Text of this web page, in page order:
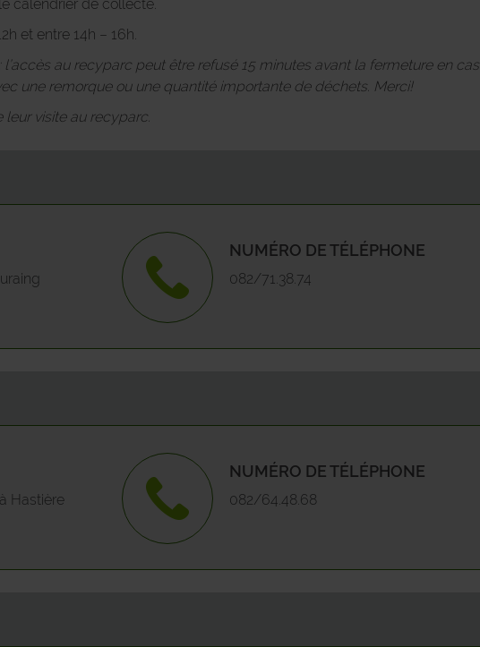
DINANT
EGHEZEE
FOSSES-LA-VILLE
FROIDCHAPELLE
HASTIERE
Javingue
Revogne
Thanville
Wiesme
calendrier de collecte.
et entre 14h – 16h.
au recyparc peut être refusé 15 minutes avant la fermeture en cas
une remorque ou une quantité importante de déchets. Merci!
leur visite au recyparc.
NUMÉRO DE TÉLÉPHONE
082/71.38.74
Hastière
NUMÉRO DE TÉLÉPHONE
082/64.48.68